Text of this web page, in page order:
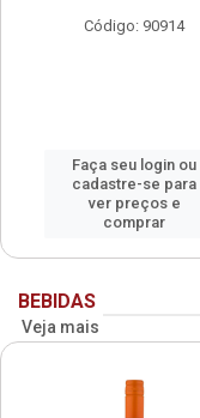
Código: 90914
Faça seu login ou
cadastre-se para
ver preços e
comprar
BEBIDAS
Veja mais